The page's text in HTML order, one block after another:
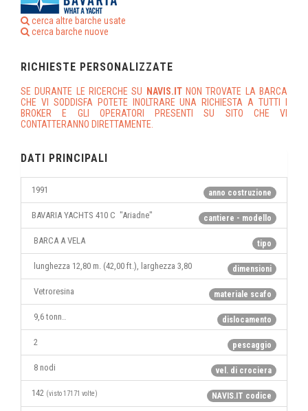
cerca altre barche usate
cerca barche nuove
RICHIESTE PERSONALIZZATE
SE DURANTE LE RICERCHE SU NAVIS.ITNON TROVATE LA BARCA
CHE VI SODDISFA POTETE INOLTRARE UNA RICHIESTA A TUTTI I
BROKER E GLI OPERATORI PRESENTI SU SITO CHE VI
CONTATTERANNO DIRETTAMENTE.
DATI PRINCIPALI
anno costruzione
1991
cantiere - modello
BAVARIA YACHTS 410 C "Ariadne"
tipo
BARCA A VELA
dimensioni
lunghezza 12,80 m. (42,00 ft.), larghezza 3,80
materiale scafo
Vetroresina
dislocamento
9,6 tonn..
pescaggio
2
vel. di crociera
8 nodi
NAVIS.IT codice
142 (visto 17171 volte)